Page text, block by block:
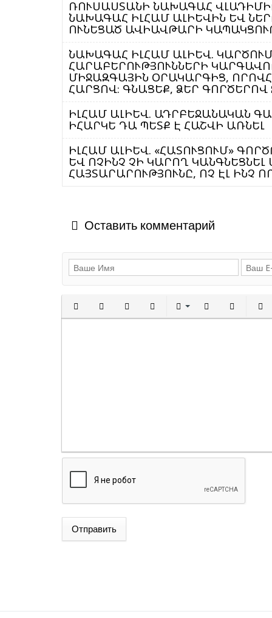
ՌՈՒՍԱՍՏԱՆԻ ՆԱԽԱԳԱՀ
ՆԱԽԱԳԱՀ ԻԼՀԱՄ ԱԼԻԵՎԻՆ ԵՎ
ՈՒՆԵՑԱԾ ԱՎԻԱՎԹԱՐԻ
ՆԱԽԱԳԱՀ ԻԼՀԱՄ ԱԼԻԵՎ.
ՀԱՐԱԲԵՐՈՒԹՅՈՒՆՆԵՐԻ
ՄԻՋԱԶԳԱՅԻՆ ՕՐԱԿԱՐԳԻՑ,
ՀԱՐՑՈՎ։ ԳՆԱՑԵՔ, ՁԵՐ ԳՈՐԾԵՐՈՎ
ԻԼՀԱՄ ԱԼԻԵՎ. ԱԴՐԲԵՋԱՆԱԿԱՆ
ԻՀԱՐԿԵ ԴԱ ՊԵՏՔ Է ՀԱՇՎԻ ԱՌՆԵԼ
ԻԼՀԱՄ ԱԼԻԵՎ. «ՀԱՏՈՒՑՈՒՄ»
ԵՎ ՈՉԻՆՉ ՉԻ ԿԱՐՈՂ ԿԱՆԳՆԵՑՆԵԼ
ՀԱՅՏԱՐԱՐՈՒԹՅՈՒՆԸ, ՈՉ ԷԼ ԻՆՉ
Оставить комментарий
Полужирный
КурсивПодчеркнутый
Зачеркнутый
Отправить